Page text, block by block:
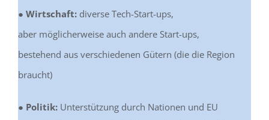
● Wirtschaft:diverse Tech-Start-ups,
aber möglicherweise auch andere Start-ups,
bestehend aus verschiedenen Gütern (die die Region
braucht)
● Politik:Unterstützung durch Nationen und EU